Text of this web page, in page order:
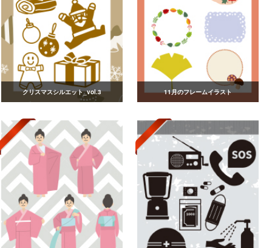
クリスマスシルエット_vol.3 11月のフレームイラスト